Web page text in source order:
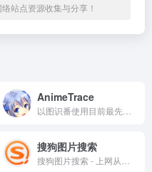
站点资源收集与分享！
AnimeTrace
搜狗图片搜索